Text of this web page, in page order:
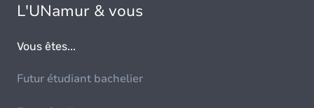
L'UNamur & vous
Vous êtes...
Futur étudiant bachelier